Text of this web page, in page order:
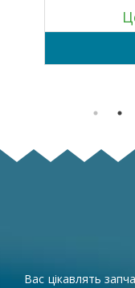
Вас цікавлять